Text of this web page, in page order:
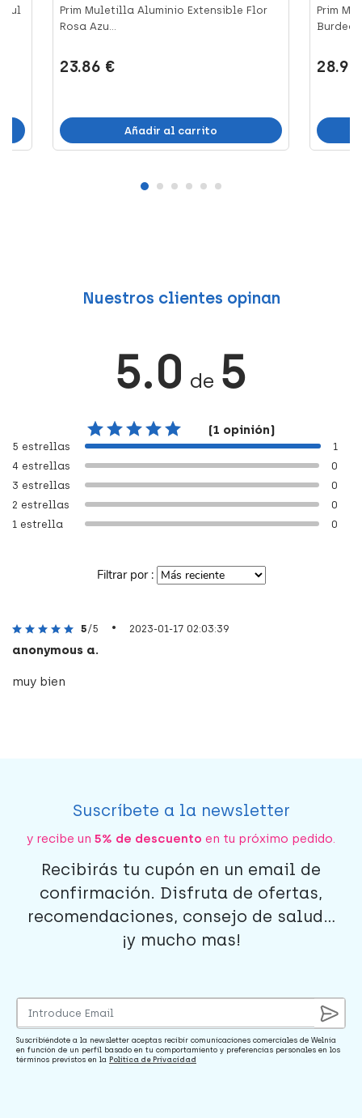
Prim Muletilla Aluminio Extensible Flor
Rosa Azu...
23.86 €
Añadir al carrito
Prim
Nuestros clientes opinan
5.0 de 5
(1 opinión)
1 estrella 0
2 estrellas 0
3 estrellas 0
4 estrellas 0
5 estrellas 1
Filtrar por :
5/5 • 2023-01-17 02:03:39
anonymous a.
muy bien
Suscríbete a la newsletter
y recibe un 5% de descuento en tu próximo pedido.
Recibirás tu cupón en un email de
confirmación. Disfruta de ofertas,
recomendaciones, consejo de salud...
¡y mucho mas!
Suscribiéndote a la newsletter aceptas recibir comunicaciones comerciales de Welnia
en función de un perfil basado en tu comportamiento y preferencias personales en los
términos previstos en la Política de Privacidad